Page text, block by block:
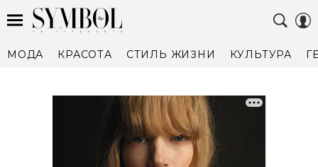
МОДА КРАСОТА СТИЛЬ ЖИЗНИ КУЛЬТУРА